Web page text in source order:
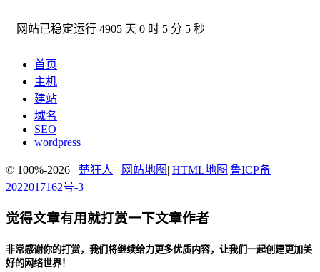
网站已稳定运行 4905 天 0 时 5 分 6 秒
首页
主机
建站
域名
SEO
wordpress
© 100%-2026 楚狂人 网站地图 | HTML地图 |鲁ICP备
2022017162号-3
觉得文章有用就打赏一下文章作者
非常感谢你的打赏，我们将继续给力更多优质内容，让我们一起创建更加美
好的网络世界！